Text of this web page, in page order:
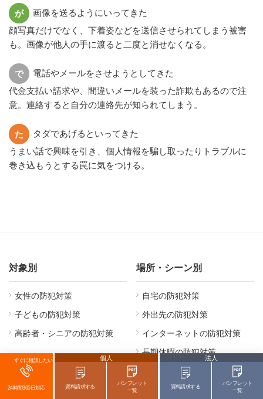
が
画像を送るようにいってきた
顔写真だけでなく、下着姿などを送信させられてしまう被害
も。画像が他人の手に渡ると二度と消せなくなる。
で
電話やメールをさせようとしてきた
代金支払い請求や、間違いメールを装った詐欺もあるので注
意。連絡すると自分の連絡先が知られてしまう。
た
タダであげるといってきた
うまい話で興味を引き、個人情報を騙し取ったりトラブルに
巻き込もうとする罠に気をつける。
対象別
女性の防犯対策
子どもの防犯対策
高齢者・シニアの防犯対策
場所・シーン別
自宅の防犯対策
外出先の防犯対策
インターネットの防犯対策
長期休暇の防犯対策
犯罪・災害別 連載ページ
すぐに相談したい
24時間365日対応
個人
資料請求する
パンフレット
一覧
法人
資料請求する
パンフレット
一覧